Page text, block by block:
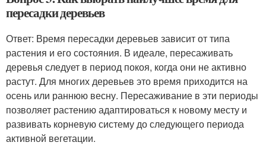
пересадки деревьев
Ответ: Время пересадки деревьев зависит от типа
растения и его состояния. В идеале, пересаживать
деревья следует в период покоя, когда они не активно
растут. Для многих деревьев это время приходится на
осень или раннюю весну. Пересаживание в эти периоды
позволяет растению адаптироваться к новому месту и
развивать корневую систему до следующего периода
активной вегетации.